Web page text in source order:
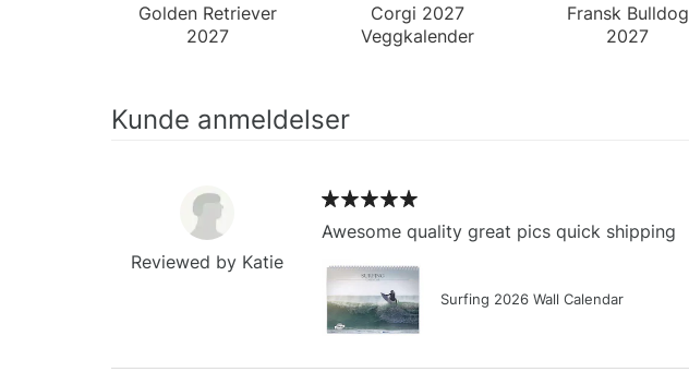
Golden Retriever
2027
Corgi 2027
Veggkalender
Fransk Bulldog
2027
Kunde anmeldelser
Reviewed by Katie
Awesome quality great pics quick shipping
Surfing 2026 Wall Calendar